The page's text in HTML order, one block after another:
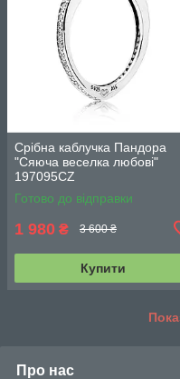
Срібна каблучка Пандора
"Сяюча веселка любові"
197095CZ
Готово до відправки
1 980 ₴ 3 600 ₴
Купити
Про нас